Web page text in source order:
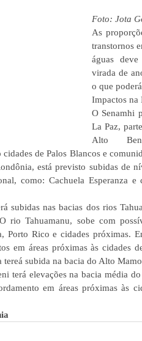
Foto: Jota
As
transtornos
águas
virada de
o que
Impactos na
O Senamhi
La Paz,
Alto
cidades de Palos Blancos e
está previsto subidas de
como: Cachuela Esperanza e
subidas nas bacias dos rios
rio Tahuamanu, sobe com
Porto Rico e cidades próximas.
em áreas próximas às cidades
tereá subida na bacia do Alto
terá elevações na bacia média
em áreas próximas às